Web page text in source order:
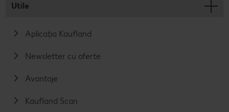
Utile
Aplicația Kaufland
Newsletter cu oferte
Avantaje
Kaufland Scan